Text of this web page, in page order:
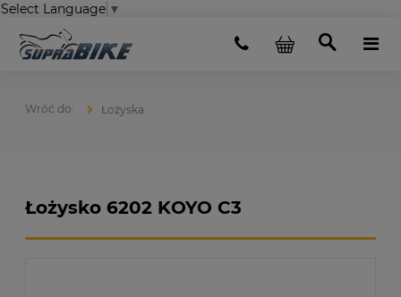
Select Language ▼
Łożyska
Łożysko 6202 KOYO C3